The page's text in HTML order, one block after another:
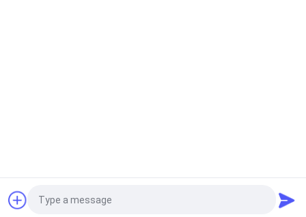
Poprosić o wycenę